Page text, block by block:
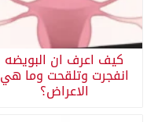
كيف اعرف ان البويضه
انفجرت وتلقحت وما هي
الاعراض؟